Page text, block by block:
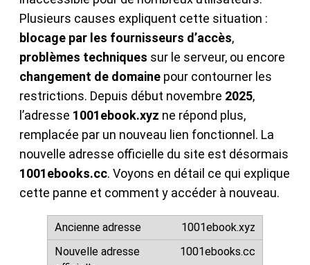
Plusieurs causes expliquent cette situation :
blocage par les fournisseurs d’accès,
problèmes techniques sur le serveur, ou encore
changement de domaine pour contourner les
restrictions. Depuis début novembre 2025,
l’adresse 1001ebook.xyz ne répond plus,
remplacée par un nouveau lien fonctionnel. La
nouvelle adresse officielle du site est désormais
1001ebooks.cc. Voyons en détail ce qui explique
cette panne et comment y accéder à nouveau.
1001ebook.xyz
1001ebooks.cc